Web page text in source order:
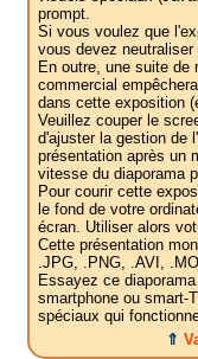
prompt.
Si vous voulez que
vous devez neutraliser
En outre, une suite de
commercial
dans cette exposition
Veuillez couper le
d'ajuster la gestion de
présentation après un
vitesse du diaporama
Pour courir cette
le fond de votre
écran. Utiliser alors
Cette présentation
.JPG, .PNG, .AVI,
Essayez ce
smartphone ou smart-
spéciaux qui
⇑